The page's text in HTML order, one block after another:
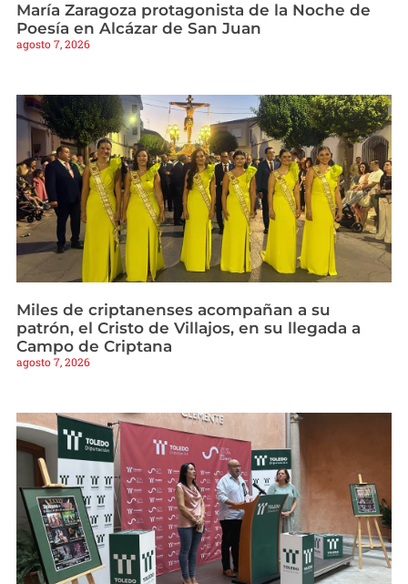
María Zaragoza protagonista de la Noche de
Poesía en Alcázar de San Juan
agosto 7, 2026
Miles de criptanenses acompañan a su
patrón, el Cristo de Villajos, en su llegada a
Campo de Criptana
agosto 7, 2026